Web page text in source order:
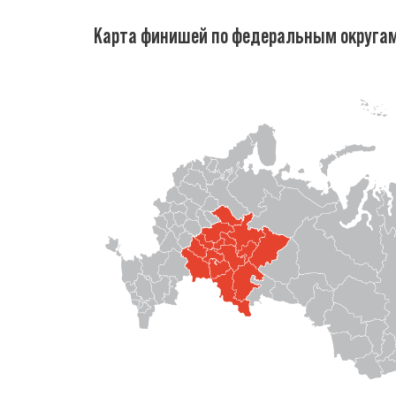
Карта финишей по федеральным